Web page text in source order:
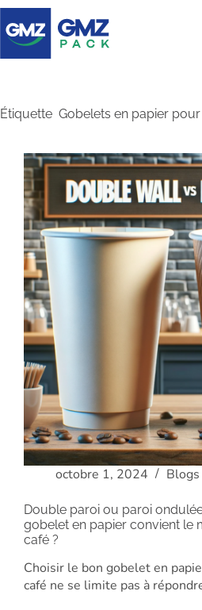
Étiquette Gobelets en papier
octobre 1, 2024 Blogs
Double paroi ou paroi
gobelet en papier convient le
café ?
Choisir le bon gobelet en
café ne se limite pas à